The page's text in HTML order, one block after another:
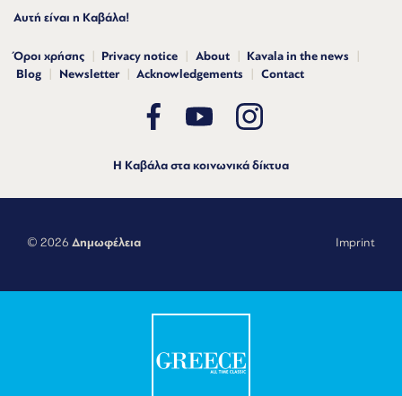
Αυτή είναι η Καβάλα!
Όροι χρήσης Privacy notice About
Kavala in the news
Blog
Newsletter Acknowledgements Contact
Η Καβάλα στα κοινωνικά δίκτυα
© 2026 Δημωφέλεια Imprint